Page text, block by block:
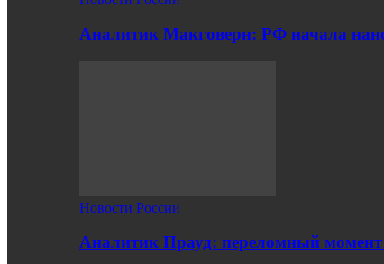
Аналитик Макговерн: РФ начала
Новости России
Аналитик Прауд: переломный